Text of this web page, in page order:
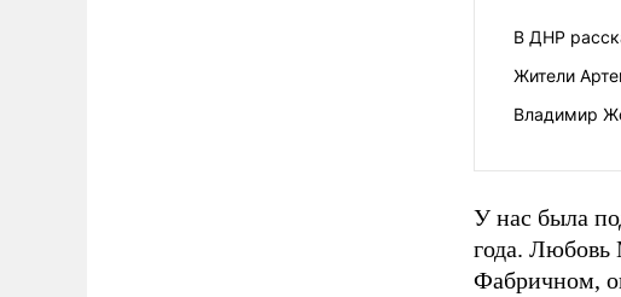
В ДНР
Жители
Владимир
У нас была
года. Любовь
Фабричном,